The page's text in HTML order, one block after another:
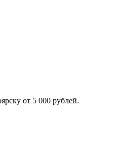
от 5 000 рублей.